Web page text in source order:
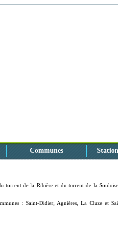
Communes
torrent de la Ribière et du torrent de la
: Saint-Didier, Agnières, La Cluze et